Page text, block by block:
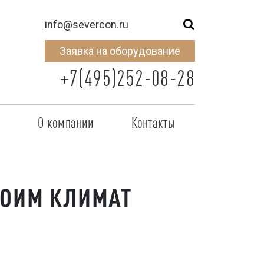
info@severcon.ru
Заявка на оборудование
+7(495)252-08-28
О компании
Новости
Контакты
КЛИМАТ